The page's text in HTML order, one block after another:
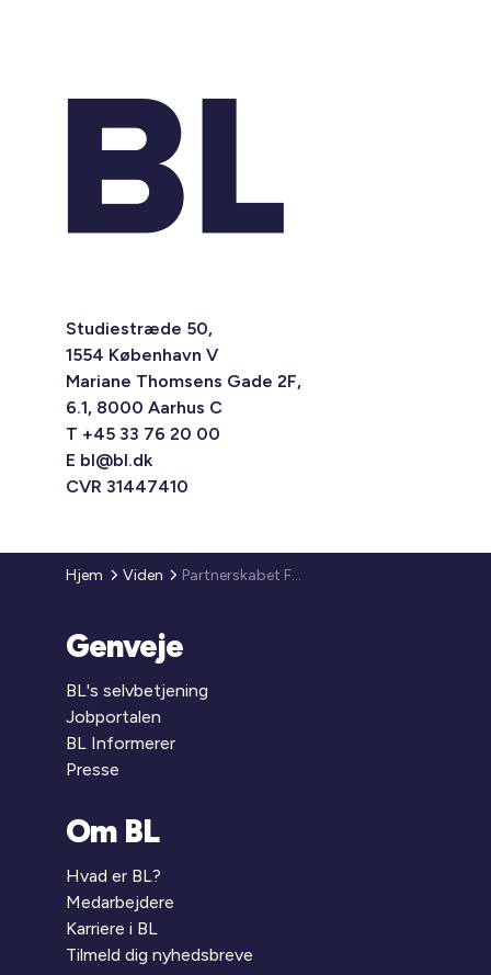
Studiestræde 50,
1554 København V
Mariane Thomsens Gade 2F,
6.1, 8000 Aarhus C
T +45 33 76 20 00
E bl@bl.dk
CVR 31447410
Hjem Viden Partnerskabet Fælles om Lokal Sundhed
Genveje
BL's selvbetjening
Jobportalen
BL Informerer
Presse
Om BL
Hvad er BL?
Medarbejdere
Karriere i BL
Tilmeld dig nyhedsbreve